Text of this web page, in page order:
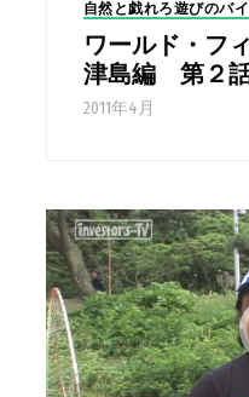
自然と戯れろ遊びのバ
ワールド・フ
津島編 第２
2011年4月